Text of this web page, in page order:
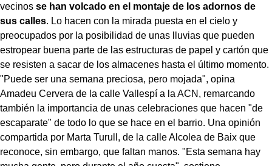
vecinos se han volcado en el montaje de los adornos de
sus calles. Lo hacen con la mirada puesta en el cielo y
preocupados por la posibilidad de unas lluvias que pueden
estropear buena parte de las estructuras de papel y cartón que
se resisten a sacar de los almacenes hasta el último momento.
"Puede ser una semana preciosa, pero mojada", opina
Amadeu Cervera de la calle Vallespí a la ACN, remarcando
también la importancia de unas celebraciones que hacen "de
escaparate" de todo lo que se hace en el barrio. Una opinión
compartida por Marta Turull, de la calle Alcolea de Baix que
reconoce, sin embargo, que faltan manos. "Esta semana hay